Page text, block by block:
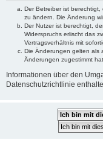
Der Betreiber ist
zu ändern. Die Änderung
Der Nutzer ist berechtigt,
Widerspruchs erlischt das
Vertragsverhältnis mit
Die Änderungen gelten als
Änderungen zugestimmt hat.
Informationen über den
Datenschutzrichtlinie